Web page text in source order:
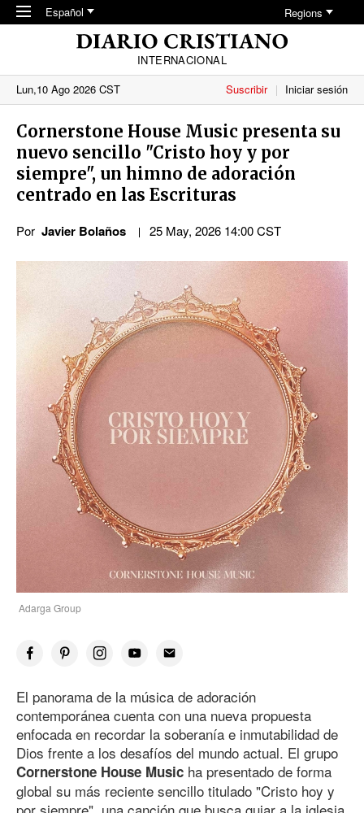
Skip to main content
Español Regions
INTERNACIONAL
Lun,10 Ago 2026 CST
Suscribir Iniciar sesión
Cornerstone House Music presenta su
nuevo sencillo "Cristo hoy y por
siempre", un himno de adoración
centrado en las Escrituras
Por Javier Bolaños 25 May, 2026 14:00 CST
Adarga Group
El panorama de la música de adoración
contemporánea cuenta con una nueva propuesta
enfocada en recordar la soberanía e inmutabilidad de
Dios frente a los desafíos del mundo actual. El grupo
Cornerstone House Music ha presentado de forma
global su más reciente sencillo titulado "Cristo hoy y